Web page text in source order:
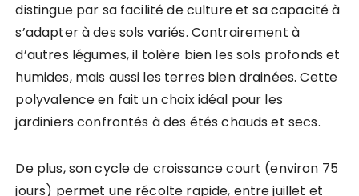
distingue par sa facilité de culture et sa capacité à
s’adapter à des sols variés. Contrairement à
d’autres légumes, il tolère bien les sols profonds et
humides, mais aussi les terres bien drainées. Cette
polyvalence en fait un choix idéal pour les
jardiniers confrontés à des étés chauds et secs.
De plus, son cycle de croissance court (environ 75
jours) permet une récolte rapide, entre juillet et